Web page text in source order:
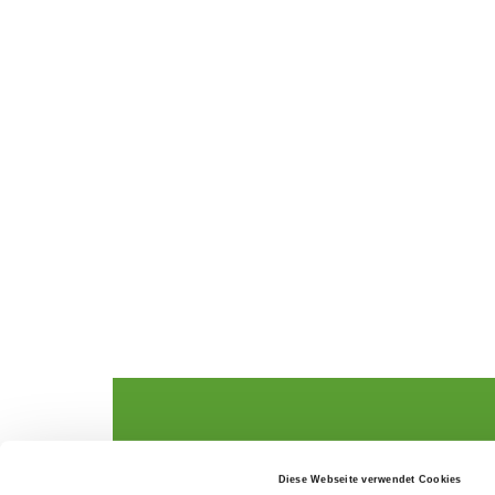
Diese Webseite verwendet Cookies
Everything about the breed Structur